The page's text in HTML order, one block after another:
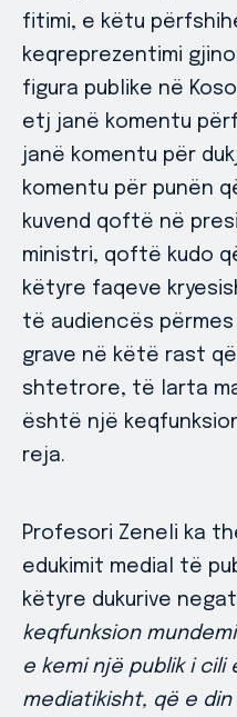
fitimi, e këtu
keqreprezentimi
figura publike në
etj janë komentu
janë komentu për
komentu për punën
kuvend qoftë në
ministri, qoftë kudo
këtyre faqeve
të audiencës
grave në këtë rast
shtetrore, të larta
është një
reja.
Profesori Zeneli ka
edukimit medial të
këtyre dukurive
keqfunksion
e kemi një publik i cili
mediatikisht, që e